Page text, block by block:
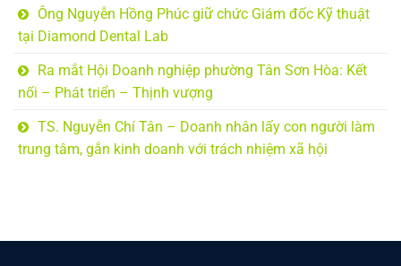
Ông Nguyễn Hồng Phúc giữ chức Giám đốc Kỹ thuật
tại Diamond Dental Lab
Ra mắt Hội Doanh nghiệp phường Tân Sơn Hòa: Kết
nối – Phát triển – Thịnh vượng
TS. Nguyễn Chí Tân – Doanh nhân lấy con người làm
trung tâm, gắn kinh doanh với trách nhiệm xã hội